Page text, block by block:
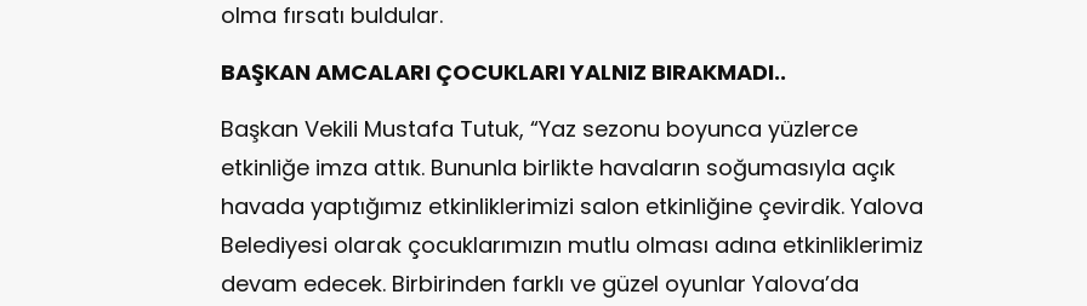
olma fırsatı buldular.
BAŞKAN AMCALARI ÇOCUKLARI YALNIZ BIRAKMADI..
Başkan Vekili Mustafa Tutuk, “Yaz sezonu boyunca yüzlerce
etkinliğe imza attık. Bununla birlikte havaların soğumasıyla açık
havada yaptığımız etkinliklerimizi salon etkinliğine çevirdik. Yalova
Belediyesi olarak çocuklarımızın mutlu olması adına etkinliklerimiz
devam edecek. Birbirinden farklı ve güzel oyunlar Yalova’da